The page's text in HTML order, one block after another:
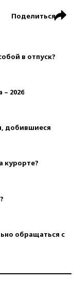
Поделиться
в отпуск?
2026
добившиеся
курорте?
обращаться с